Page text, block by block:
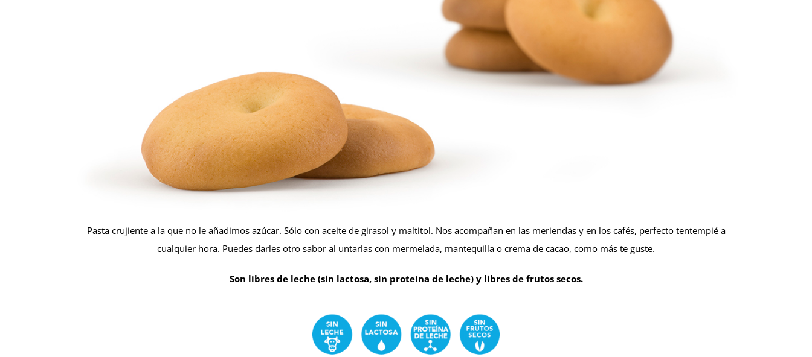
Pasta crujiente a la que no le añadimos azúcar. Sólo con aceite de girasol y maltitol. Nos acompañan en las meriendas y en los cafés, perfecto tentempié a
cualquier hora. Puedes darles otro sabor al untarlas con mermelada, mantequilla o crema de cacao, como más te guste.
Son libres de leche (sin lactosa, sin proteína de leche) y libres de frutos secos.